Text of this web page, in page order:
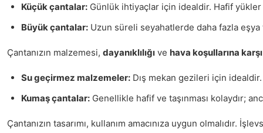
Küçük çantalar: Günlük ihtiyaçlar için idealdir. Hafif
Büyük çantalar: Uzun süreli seyahatlerde daha fazla
Çantanızın malzemesi, dayanıklılığı ve hava koşullarına
Su geçirmez malzemeler: Dış mekan gezileri için
Kumaş çantalar: Genellikle hafif ve taşınması kolaydır;
Çantanızın tasarımı, kullanım amacınıza uygun olmalıdır.